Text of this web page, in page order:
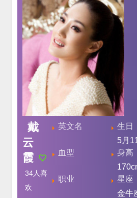
戴
云
霞
34人喜
欢
英文名
生日
5月
血型
身高
职业
星座
金牛